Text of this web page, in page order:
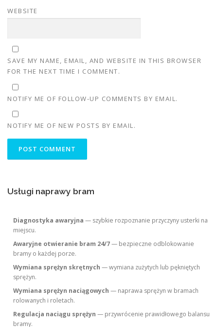
WEBSITE
SAVE MY NAME, EMAIL, AND WEBSITE IN THIS BROWSER
FOR THE NEXT TIME I COMMENT.
NOTIFY ME OF FOLLOW-UP COMMENTS BY EMAIL.
NOTIFY ME OF NEW POSTS BY EMAIL.
Usługi naprawy bram
Diagnostyka awaryjna — szybkie rozpoznanie przyczyny usterki na
miejscu.
Awaryjne otwieranie bram 24/7— bezpieczne odblokowanie
bramy o każdej porze.
Wymiana sprężyn skrętnych — wymiana zużytych lub pękniętych
sprężyn.
Wymiana sprężyn naciągowych — naprawa sprężyn w bramach
rolowanych i roletach.
Regulacja naciągu sprężyn — przywrócenie prawidłowego balansu
bramy.